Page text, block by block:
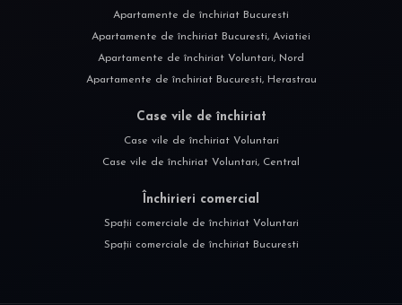
Apartamente de închiriat Bucuresti
Apartamente de închiriat Bucuresti, Aviatiei
Apartamente de închiriat Voluntari, Nord
Apartamente de închiriat Bucuresti, Herastrau
Case vile de închiriat
Case vile de închiriat Voluntari
Case vile de închiriat Voluntari, Central
Închirieri comercial
Spații comerciale de închiriat Voluntari
Spații comerciale de închiriat Bucuresti